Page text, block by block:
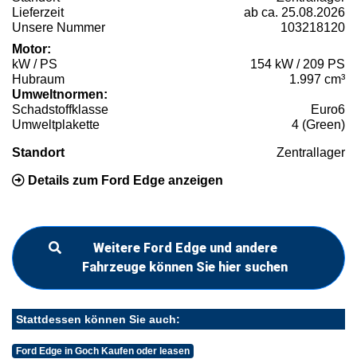
Lieferzeit
ab ca. 25.08.2026
Unsere Nummer
103218120
Motor:
kW / PS
154 kW / 209 PS
Hubraum
1.997 cm³
Umweltnormen:
Schadstoffklasse
Euro6
Umweltplakette
4 (Green)
Standort Zentrallager
Details zum Ford Edge anzeigen
Weitere Ford Edge und andere
Fahrzeuge können Sie hier suchen
Stattdessen können Sie auch:
Ford Edge in Goch Kaufen oder leasen